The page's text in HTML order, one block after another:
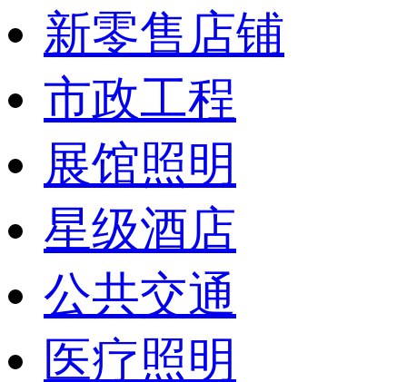
新零售店铺
市政工程
展馆照明
星级酒店
公共交通
医疗照明